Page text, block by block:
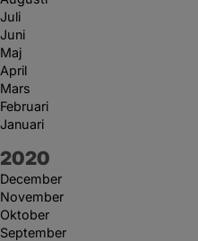
Juli
Juni
Maj
April
Mars
Februari
Januari
År:
2020
December
November
Oktober
September